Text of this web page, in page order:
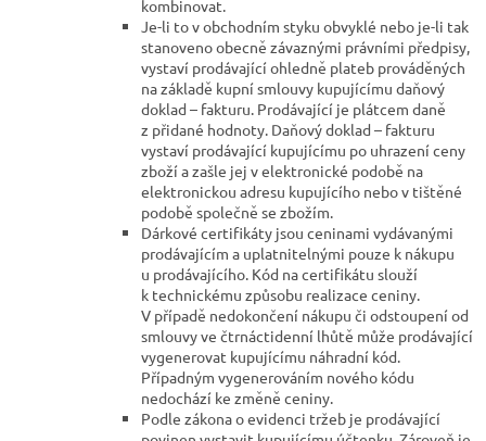
kombinovat.
Je-li to v obchodním styku obvyklé nebo je-li tak
stanoveno obecně závaznými právními předpisy,
vystaví prodávající ohledně plateb prováděných
na základě kupní smlouvy kupujícímu daňový
doklad – fakturu. Prodávající je plátcem daně
z přidané hodnoty. Daňový doklad – fakturu
vystaví prodávající kupujícímu po uhrazení ceny
zboží a zašle jej v elektronické podobě na
elektronickou adresu kupujícího nebo v tištěné
podobě společně se zbožím.
Dárkové certifikáty jsou ceninami vydávanými
prodávajícím a uplatnitelnými pouze k nákupu
u prodávajícího. Kód na certifikátu slouží
k technickému způsobu realizace ceniny.
V případě nedokončení nákupu či odstoupení od
smlouvy ve čtrnáctidenní lhůtě může prodávající
vygenerovat kupujícímu náhradní kód.
Případným vygenerováním nového kódu
nedochází ke změně ceniny.
Podle zákona o evidenci tržeb je prodávající